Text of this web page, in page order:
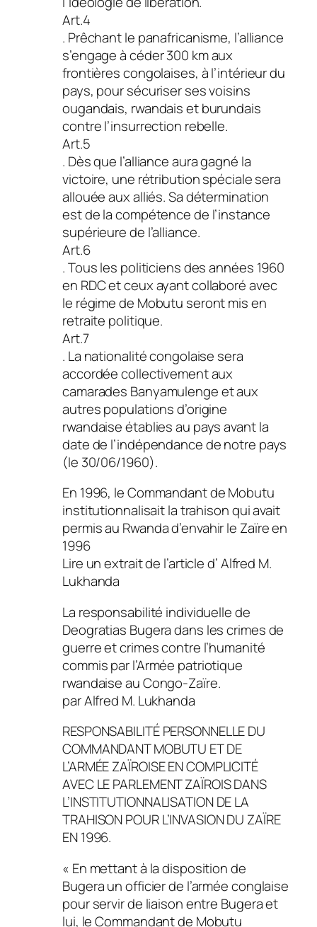
Art.4
. Prêchant le panafricanisme, l’alliance
s’engage à céder 300 km aux
frontières congolaises, à l’intérieur du
pays, pour sécuriser ses voisins
ougandais, rwandais et burundais
contre l’insurrection rebelle.
Art.5
. Dès que l’alliance aura gagné la
victoire, une rétribution spéciale sera
allouée aux alliés. Sa détermination
est de la compétence de l’instance
supérieure de l’alliance.
Art.6
. Tous les politiciens des années 1960
en RDC et ceux ayant collaboré avec
le régime de Mobutu seront mis en
retraite politique.
Art.7
. La nationalité congolaise sera
accordée collectivement aux
camarades Banyamulenge et aux
autres populations d’origine
rwandaise établies au pays avant la
date de l’indépendance de notre pays
(le 30/06/1960).
En 1996, le Commandant de Mobutu
institutionnalisait la trahison qui avait
permis au Rwanda d’envahir le Zaïre en
1996
Lire un extrait de l’article d’ Alfred M.
Lukhanda
La responsabilité individuelle de
Deogratias Bugera dans les crimes de
guerre et crimes contre l’humanité
commis par l’Armée patriotique
rwandaise au Congo-Zaïre.
par Alfred M. Lukhanda
RESPONSABILITÉ PERSONNELLE DU
COMMANDANT MOBUTU ET DE
L’ARMÉE ZAÏROISE EN COMPLICITÉ
AVEC LE PARLEMENT ZAÏROIS DANS
L’INSTITUTIONNALISATION DE LA
TRAHISON POUR L’INVASION DU ZAÏRE
EN 1996.
« En mettant à la disposition de
Bugera un officier de l’armée conglaise
pour servir de liaison entre Bugera et
lui, le Commandant de Mobutu